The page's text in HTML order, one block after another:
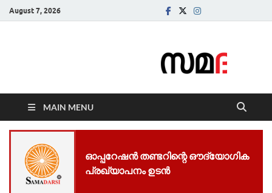
August 7, 2026
MAIN MENU
ഓപ്പറേഷൻ തണ്ടറിന്റെ ഔദ്യോഗിക
പ്രഖ്യാപനം ഉടൻ